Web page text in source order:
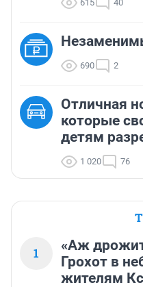
615 40
690 2
Отличная
которые
детям
1 020 76
1
«Аж
Грохот в
жителям